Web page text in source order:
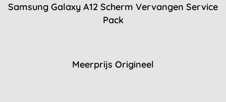
Samsung Galaxy A12 Scherm Vervangen Service
Pack
Meerprijs Origineel